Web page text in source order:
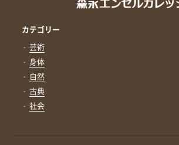
カテゴリー
芸術
身体
自然
古典
社会